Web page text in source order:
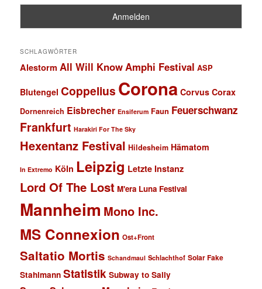
SCHLAGWÖRTER
Alestorm All Will KnowAmphi Festival ASP
Blutengel Coppelius Corona Corvus Corax
Dornenreich Eisbrecher Ensiferum Faun Feuerschwanz
Frankfurt Harakiri For The Sky
Hexentanz Festival Hildesheim Hämatom
In Extremo Köln Leipzig Letzte Instanz
Lord Of The Lost M'era Luna Festival
Mannheim Mono Inc.
MS Connexion Ost+Front
Saltatio Mortis Schandmaul Schlachthof Solar Fake
Stahlmann Statistik Subway to Sally